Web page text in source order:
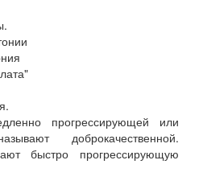
прогрессирующей или
доброкачественной.
быстро прогрессирующую